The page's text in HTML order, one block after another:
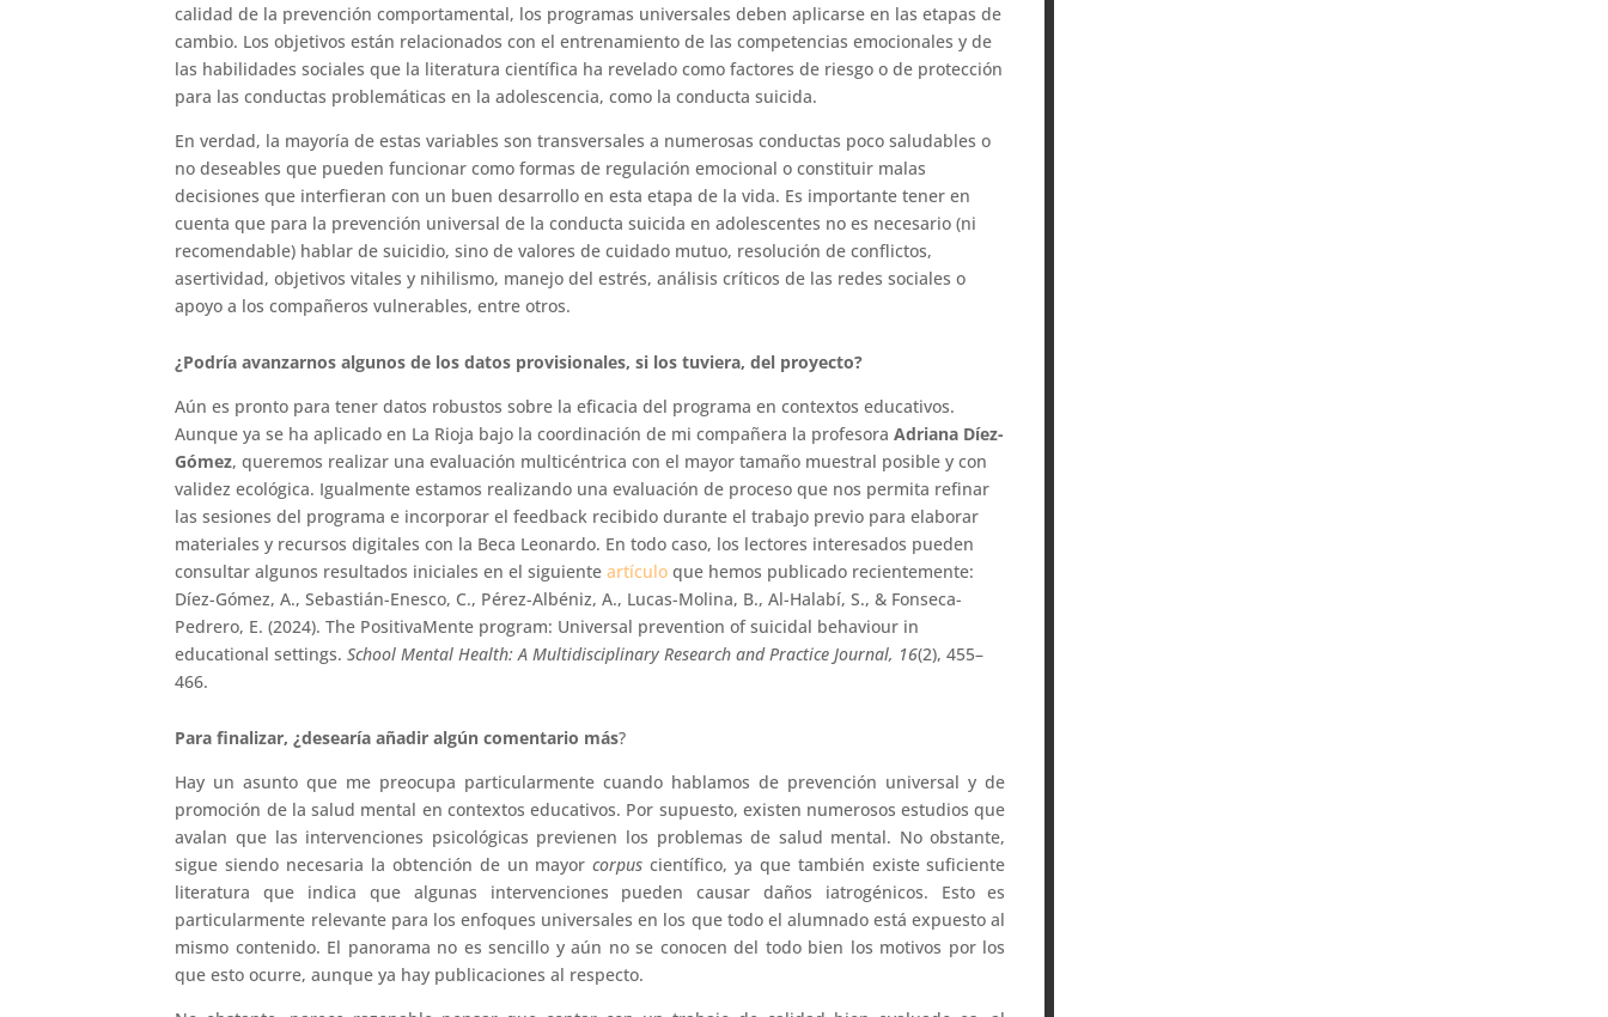
calidad de la prevención comportamental, los programas universales deben aplicarse en las etapas de
cambio. Los objetivos están relacionados con el entrenamiento de las competencias emocionales y de
las habilidades sociales que la literatura científica ha revelado como factores de riesgo o de protección
para las conductas problemáticas en la adolescencia, como la conducta suicida.
En verdad, la mayoría de estas variables son transversales a numerosas conductas poco saludables o
no deseables que pueden funcionar como formas de regulación emocional o constituir malas
decisiones que interfieran con un buen desarrollo en esta etapa de la vida. Es importante tener en
cuenta que para la prevención universal de la conducta suicida en adolescentes no es necesario (ni
recomendable) hablar de suicidio, sino de valores de cuidado mutuo, resolución de conflictos,
asertividad, objetivos vitales y nihilismo, manejo del estrés, análisis críticos de las redes sociales o
apoyo a los compañeros vulnerables, entre otros.
¿Podría avanzarnos algunos de los datos provisionales, si los tuviera, del proyecto?
Aún es pronto para tener datos robustos sobre la eficacia del programa en contextos educativos.
Aunque ya se ha aplicado en La Rioja bajo la coordinación de mi compañera la profesoraAdriana Díez-
Gómez, queremos realizar una evaluación multicéntrica con el mayor tamaño muestral posible y con
validez ecológica. Igualmente estamos realizando una evaluación de proceso que nos permita refinar
las sesiones del programa e incorporar el feedback recibido durante el trabajo previo para elaborar
materiales y recursos digitales con la Beca Leonardo. En todo caso, los lectores interesados pueden
consultar algunos resultados iniciales en el siguienteartículo que hemos publicado recientemente:
Díez-Gómez, A., Sebastián-Enesco, C., Pérez-Albéniz, A., Lucas-Molina, B., Al-Halabí, S., & Fonseca-
Pedrero, E. (2024). The PositivaMente program: Universal prevention of suicidal behaviour in
educational settings.School Mental Health: A Multidisciplinary Research and Practice Journal, 16(2), 455–
466.
Para finalizar, ¿desearía añadir algún comentario más?
Hay un asunto que me preocupa particularmente cuando hablamos de prevención universal y de
promoción de la salud mental en contextos educativos. Por supuesto, existen numerosos estudios que
avalan que las intervenciones psicológicas previenen los problemas de salud mental. No obstante,
sigue siendo necesaria la obtención de un mayorcorpus científico, ya que también existe suficiente
literatura que indica que algunas intervenciones pueden causar daños iatrogénicos. Esto es
particularmente relevante para los enfoques universales en los que todo el alumnado está expuesto al
mismo contenido. El panorama no es sencillo y aún no se conocen del todo bien los motivos por los
que esto ocurre, aunque ya hay publicaciones al respecto.